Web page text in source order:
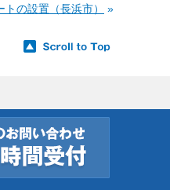
トの設置（長浜市） »